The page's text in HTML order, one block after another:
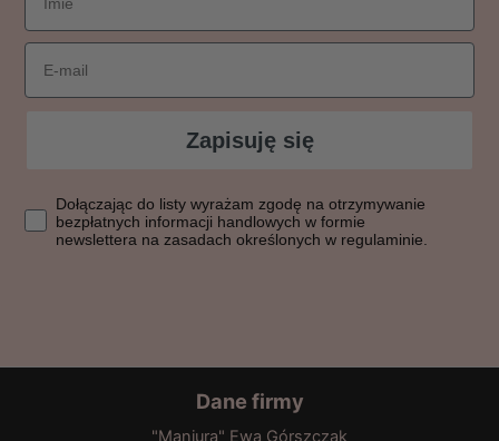
Email
Zapisuję się
Dołączając do listy wyrażasz zgodę na otrzymywanie
Dołączając do listy wyrażam zgodę na otrzymywanie
bezpłatnych informacji handlowych w formie
newslettera na zasadach określonych w regulaminie.
Dane firmy
"Maniura" Ewa Górszczak